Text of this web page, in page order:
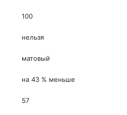
100
нельзя
матовый
на 43 % меньше
57